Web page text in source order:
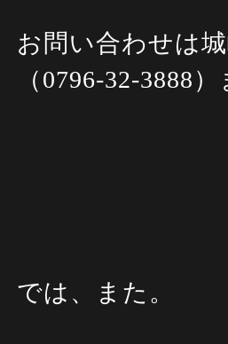
お問い合わせは
（0796-32-
では、また。